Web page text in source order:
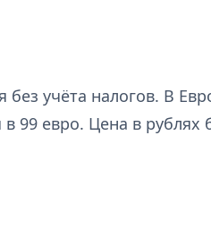
учёта налогов. В
99 евро. Цена в рублях